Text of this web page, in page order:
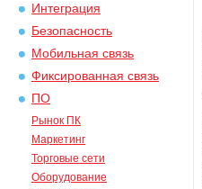
Интеграция
Безопасность
Мобильная связь
Фиксированная связь
ПО
Рынок ПК
Маркетинг
Торговые сети
Оборудование